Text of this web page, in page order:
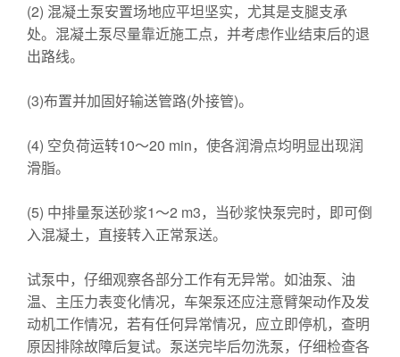
(2) 混凝土泵安置场地应平坦坚实，尤其是支腿支承
处。混凝土泵尽量靠近施工点，并考虑作业结束后的退
出路线。
(3)布置并加固好输送管路(外接管)。
(4) 空负荷运转10～20 min，使各润滑点均明显出现润
滑脂。
(5) 中排量泵送砂浆1～2 m3，当砂浆快泵完时，即可倒
入混凝土，直接转入正常泵送。
试泵中，仔细观察各部分工作有无异常。如油泵、油
温、主压力表变化情况，车架泵还应注意臂架动作及发
动机工作情况，若有任何异常情况，应立即停机，查明
原因排除故障后复试。泵送完毕后勿洗泵，仔细检查各